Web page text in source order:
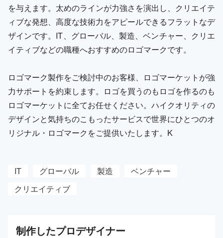
を与えます。太めのラインが力強さを演出し、クリエイテ
ィブな発想、高度な技術力をアピールできるフラットなデ
ザインです。IT、グローバル、製造、ベンチャー、クリエ
イティブなどの職種へおすすめのロゴマークです。
ロゴマーク製作をご検討中のお客様、ロゴマーケットが強
力サポートを約束します。ロゴを買うのもロゴを作るのも
ロゴマーケットに全てお任せください。ハイクオリティの
デザインと気持ちのこもったサービスで世界にひとつのオ
リジナル・ロゴマークをご提供いたします。K
IT グローバル 製造
ベンチャー
クリエイティブ
制作したプロデザイナー